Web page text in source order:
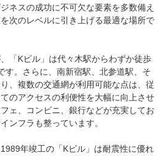
ネスの成功に不可欠な要素を多数備え
次のレベルに引き上げる最適な場所で
「Kビル」は代々木駅からわずか徒歩
す。さらに、南新宿駅、北参道駅、そ
、複数の交通網が利用可能な点は、従
のアクセスの利便性を大幅に向上させ
ェ、コンビニ、銀行などが充実してお
ンフラも整っています。
年竣工の「Kビル」は耐震性に優れ